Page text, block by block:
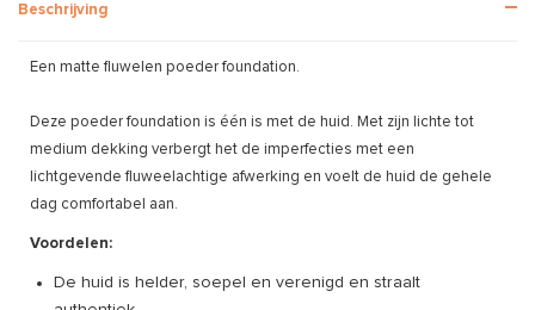
Beschrijving
Een matte fluwelen poeder foundation.
Deze poeder foundation is één is met de huid. Met zijn lichte tot
medium dekking verbergt het de imperfecties met een
lichtgevende fluweelachtige afwerking en voelt de huid de gehele
dag comfortabel aan.
Voordelen:
De huid is helder, soepel en verenigd en straalt